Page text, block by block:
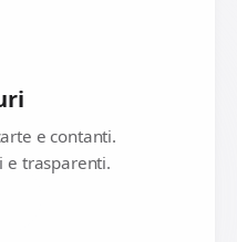
e contanti.
e trasparenti.